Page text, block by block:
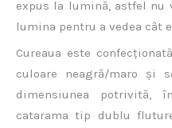
expus la lumină, astfel
lumina pentru a vedea cât
Cureaua este
culoare neagră/maro și
dimensiunea potrivită,
catarama tip dublu